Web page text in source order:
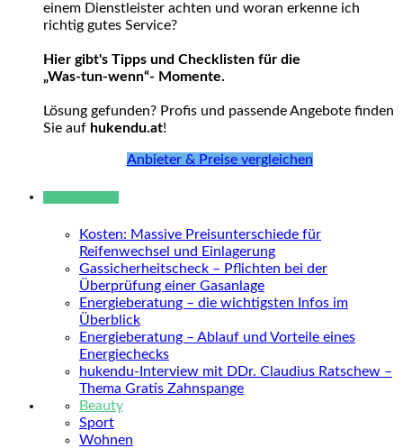
einem Dienstleister achten und woran erkenne ich
richtig gutes Service?
Hier gibt's Tipps und Checklisten für die
„Was-tun-wenn“- Momente.
Lösung gefunden? Profis und passende Angebote finden
Sie auf hukendu.at!
Anbieter & Preise vergleichen
Kosten: Massive Preisunterschiede für
Reifenwechsel und Einlagerung
Gassicherheitscheck – Pflichten bei der
Überprüfung einer Gasanlage
Energieberatung – die wichtigsten Infos im
Überblick
Energieberatung – Ablauf und Vorteile eines
Energiechecks
hukendu-Interview mit DDr. Claudius Ratschew –
Thema Gratis Zahnspange
Beauty
Sport
Wohnen